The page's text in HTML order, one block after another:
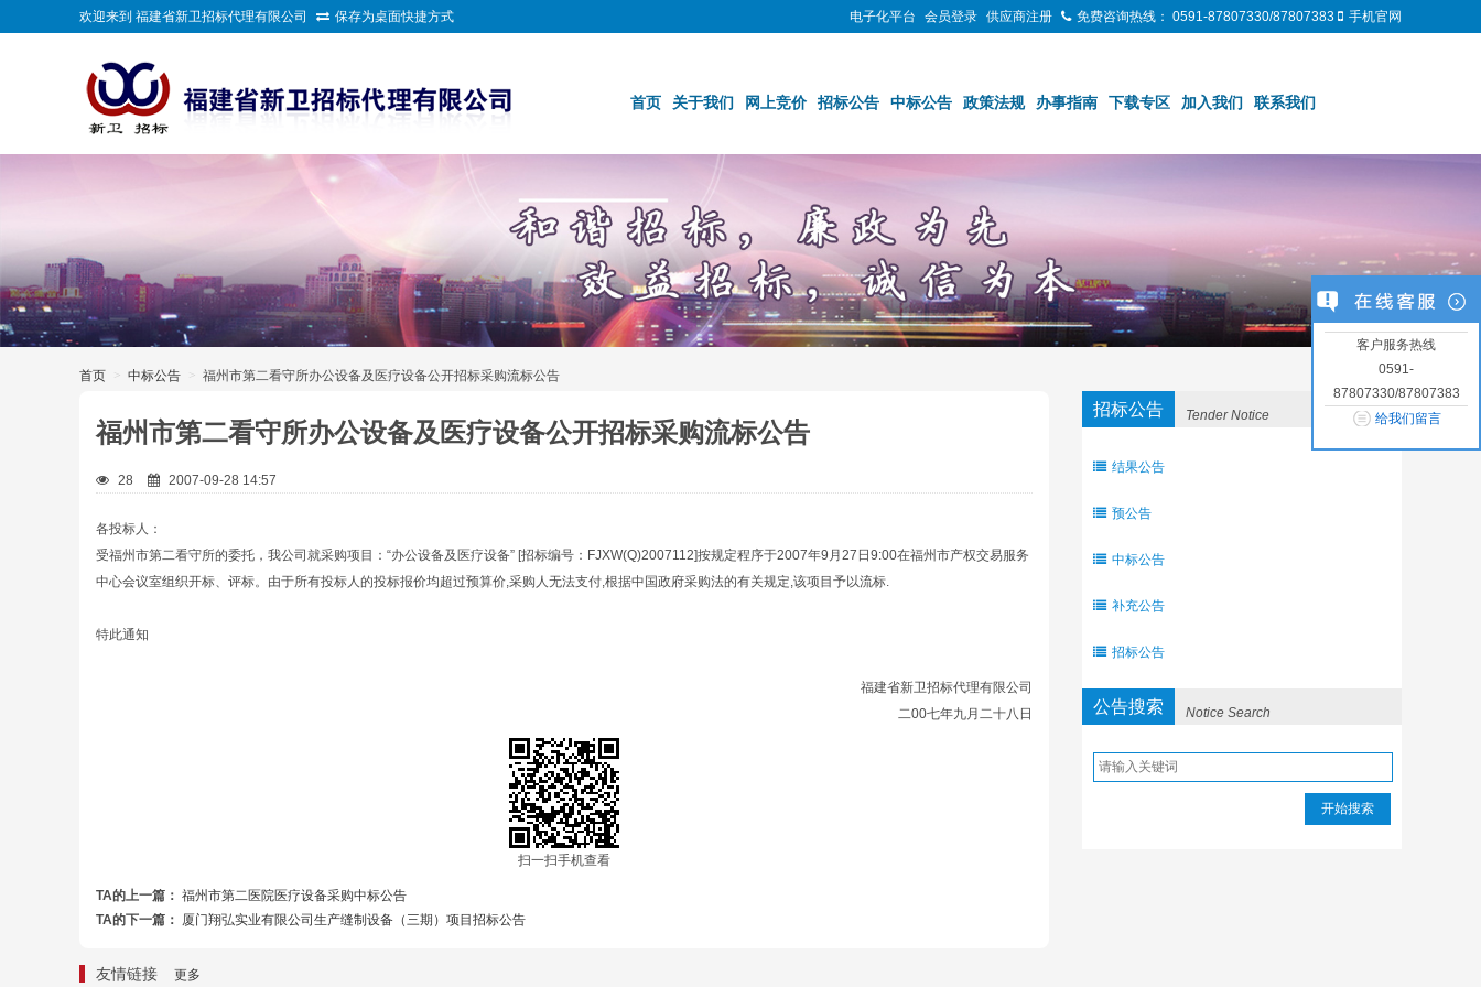
电子化平台 会员登录 供应商注册 免费咨询热线： 0591-87807330/87807383 手机官网
欢迎来到 福建省新卫招标代理有限公司 保存为桌面快捷方式
首页 关于我们 网上竞价 招标公告 中标公告 政策法规 办事指南 下载专区 加入我们 联系我们
首页 > 中标公告 > 福州市第二看守所办公设备及医疗设备公开招标采购流标公告
福州市第二看守所办公设备及医疗设备公开招标采购流标公告
28 2007-09-28 14:57
各投标人：
受福州市第二看守所的委托，我公司就采购项目：“办公设备及医疗设备” [招标编号：FJXW(Q)2007112]按规定程序于2007年9月27日9:00在福州市产权交易服务
中心会议室组织开标、评标。由于所有投标人的投标报价均超过预算价,采购人无法支付,根据中国政府采购法的有关规定,该项目予以流标.
特此通知
福建省新卫招标代理有限公司
二00七年九月二十八日
扫一扫手机查看
TA的上一篇： 福州市第二医院医疗设备采购中标公告
TA的下一篇： 厦门翔弘实业有限公司生产缝制设备（三期）项目招标公告
招标公告 Tender Notice
结果公告
预公告
中标公告
补充公告
招标公告
公告搜索 Notice Search
开始搜索
友情链接 更多
客户服务热线
0591-
87807330/87807383
给我们留言